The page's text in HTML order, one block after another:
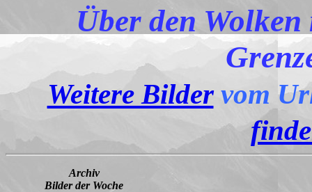
Über den
Weitere Bilder vom
Archiv
Bilder der Woche